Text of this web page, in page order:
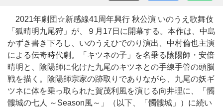
2021年劇団☆新感線41周年興行 秋公演 いのうえ歌舞伎
「狐晴明九尾狩」が、９月17日に開幕する。本作は、中島
かずき書き下ろし、いのうえひでのり演出、中村倫也主演
による伝奇時代劇。「キツネの子」を名乗る陰陽師・安倍
晴明と、陰陽師に化けた九尾のキツネとの手練手管の頭脳
戦を描く。陰陽師宗家の跡取りでありながら、九尾の妖ギ
ツネに体を乗っ取られた賀茂利風を演じる向井理に、「髑
髏城の七人 ～Season風～」（以下、「髑髏城」）に続い